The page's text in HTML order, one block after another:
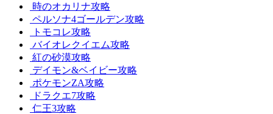
時のオカリナ攻略
ペルソナ4ゴールデン攻略
トモコレ攻略
バイオレクイエム攻略
紅の砂漠攻略
デイモン&ベイビー攻略
ポケモンZA攻略
ドラクエ7攻略
仁王3攻略